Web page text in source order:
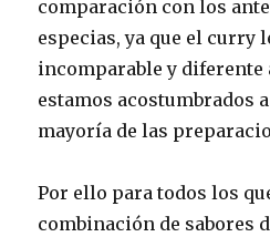
comparación con los
especias, ya que el curry
incomparable y diferente
estamos acostumbrados
mayoría de las
Por ello para todos los
combinación de sabores